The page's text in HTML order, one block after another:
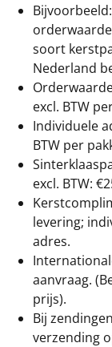
Bijvoorbeeld:
soort
Nederland
excl. BTW
Individuele
BTW per
excl. BTW:
levering;
adres.
aanvraag.
prijs).
Bij
verzending